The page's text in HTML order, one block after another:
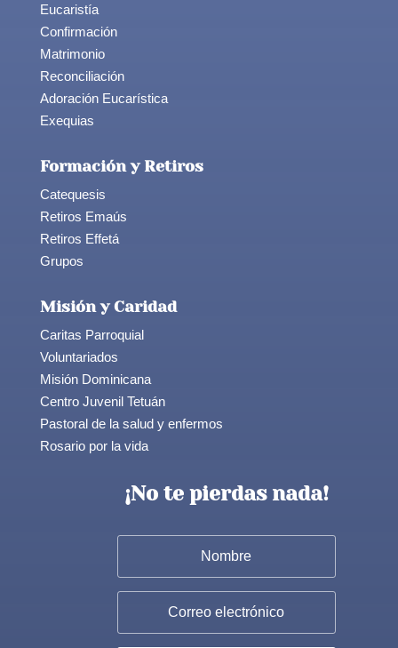
Eucaristía
Confirmación
Matrimonio
Reconciliación
Adoración Eucarística
Exequias
Formación y Retiros
Catequesis
Retiros Emaús
Retiros Effetá
Grupos
Misión y Caridad
Caritas Parroquial
Voluntariados
Misión Dominicana
Centro Juvenil Tetuán
Pastoral de la salud y enfermos
Rosario por la vida
¡No te pierdas nada!